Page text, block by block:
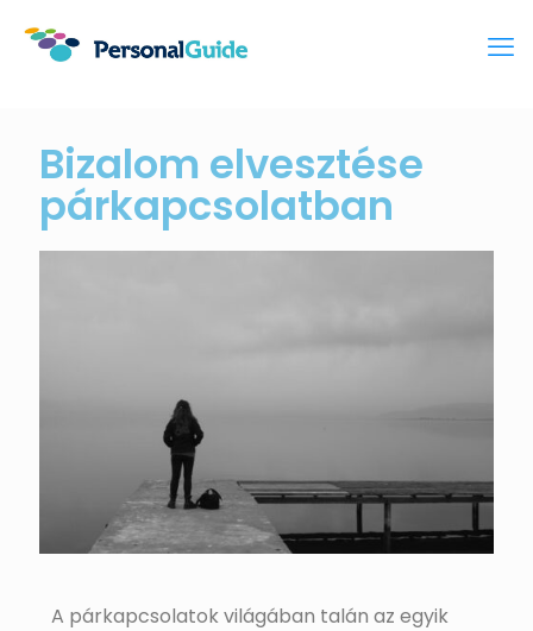
Bizalom elvesztése
párkapcsolatban
A párkapcsolatok világában talán az egyik